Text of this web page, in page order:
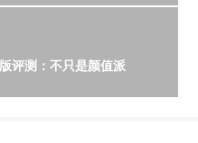
评测：不只是颜值派